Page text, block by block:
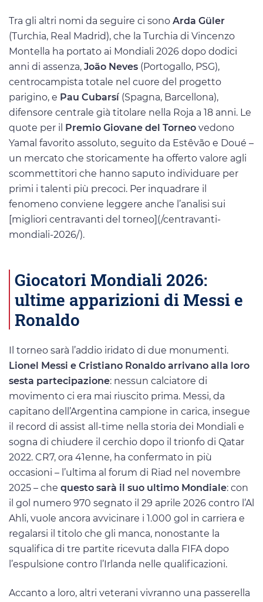
Tra gli altri nomi da seguire ci sono Arda Güler
(Turchia, Real Madrid), che la Turchia di Vincenzo
Montella ha portato ai Mondiali 2026 dopo dodici
anni di assenza, João Neves (Portogallo, PSG),
centrocampista totale nel cuore del progetto
parigino, e Pau Cubarsí (Spagna, Barcellona),
difensore centrale già titolare nella Roja a 18 anni. Le
quote per il Premio Giovane del Torneo vedono
Yamal favorito assoluto, seguito da Estêvão e Doué –
un mercato che storicamente ha offerto valore agli
scommettitori che hanno saputo individuare per
primi i talenti più precoci. Per inquadrare il
fenomeno conviene leggere anche l’analisi sui
[migliori centravanti del torneo](/centravanti-
mondiali-2026/).
Giocatori Mondiali 2026:
ultime apparizioni di Messi e
Ronaldo
Il torneo sarà l’addio iridato di due monumenti.
Lionel Messi e Cristiano Ronaldo arrivano alla loro
sesta partecipazione: nessun calciatore di
movimento ci era mai riuscito prima. Messi, da
capitano dell’Argentina campione in carica, insegue
il record di assist all-time nella storia dei Mondiali e
sogna di chiudere il cerchio dopo il trionfo di Qatar
2022. CR7, ora 41enne, ha confermato in più
occasioni – l’ultima al forum di Riad nel novembre
2025 – che questo sarà il suo ultimo Mondiale: con
il gol numero 970 segnato il 29 aprile 2026 contro l’Al
Ahli, vuole ancora avvicinare i 1.000 gol in carriera e
regalarsi il titolo che gli manca, nonostante la
squalifica di tre partite ricevuta dalla FIFA dopo
l’espulsione contro l’Irlanda nelle qualificazioni.
Accanto a loro, altri veterani vivranno una passerella